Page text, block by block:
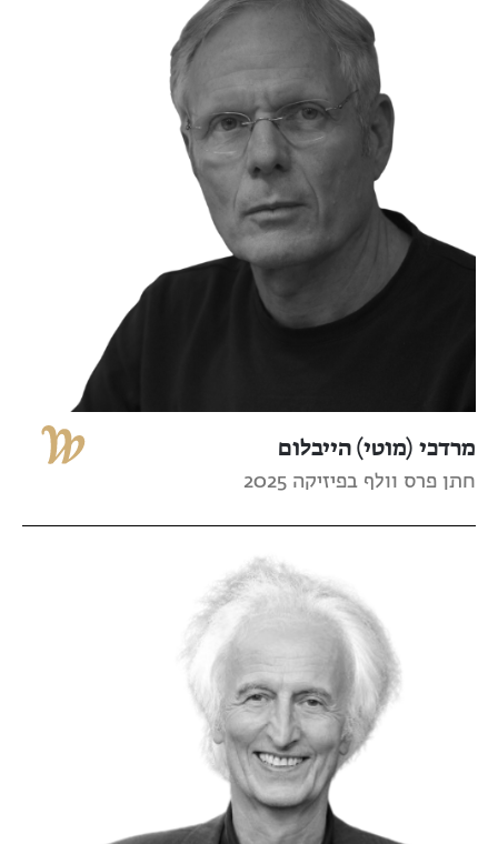
מרדכי (מוטי) הייבלום
חתן פרס וולף בפיזיקה 2025